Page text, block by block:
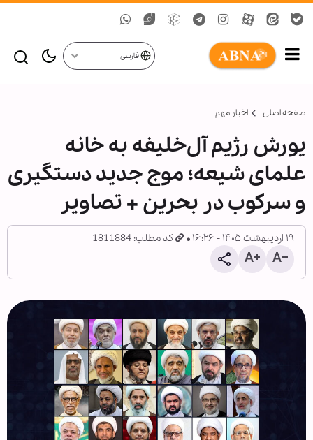
فارسی
صفحه اصلی اخبار مهم
یورش رژیم آل‌خلیفه به خانه
علمای شیعه؛ موج جدید دستگیری
و سرکوب در بحرین + تصاویر
۱۹ اردیبهشت ۱۴۰۵ - ۱۶:۲۶ کد مطلب: 1811884